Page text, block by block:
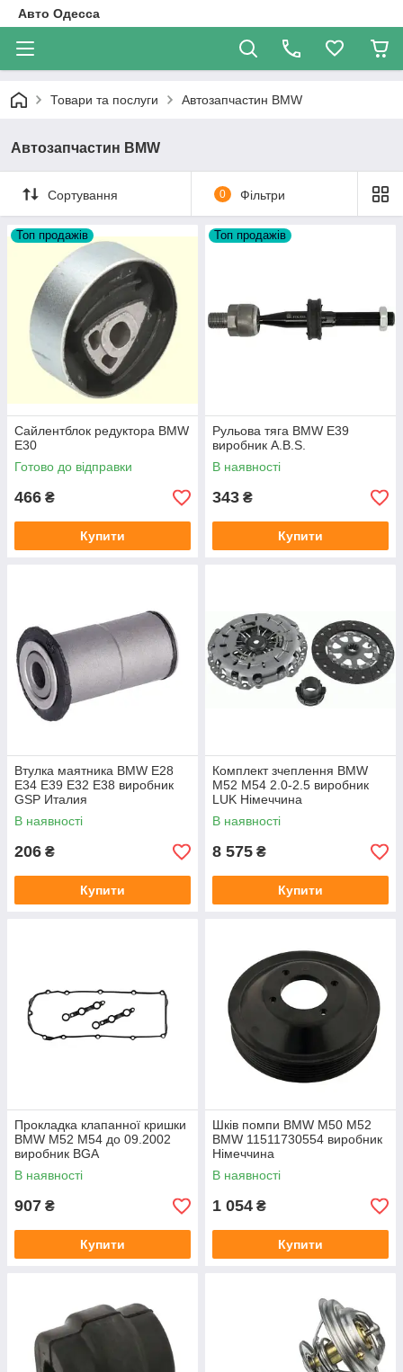
Авто Одесса
Товари та послуги Автозапчастин BMW
Автозапчастин BMW
Сортування 0 Фільтри
Топ продажів
Сайлентблок редуктора BMW
E30
Готово до відправки
466 ₴
Купити
Топ продажів
Рульова тяга BMW E39
виробник A.B.S.
В наявності
343 ₴
Купити
Втулка маятника BMW E28
E34 E39 E32 E38 виробник
GSP Италия
В наявності
206 ₴
Купити
Комплект зчеплення BMW
M52 M54 2.0-2.5 виробник
LUK Німеччина
В наявності
8 575 ₴
Купити
Прокладка клапанної кришки
BMW M52 M54 до 09.2002
виробник BGA
В наявності
907 ₴
Купити
Шків помпи BMW M50 M52
BMW 11511730554 виробник
Німеччина
В наявності
1 054 ₴
Купити